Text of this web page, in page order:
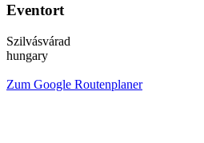
Eventort
Szilvásvárad
hungary
Zum Google Routenplaner